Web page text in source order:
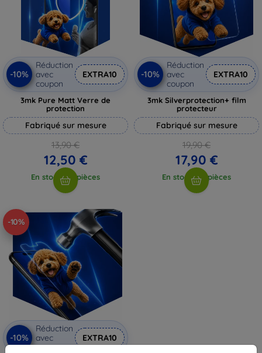
-10%
Réduction
avec
coupon
EXTRA10
3mk Pure Matt Verre de
protection
Fabriqué sur mesure
13,90 €
12,50 €
En stock > 5 pièces
-10%
Réduction
avec
coupon
EXTRA10
3mk Silverprotection+ film
protecteur
Fabriqué sur mesure
19,90 €
17,90 €
En stock > 5 pièces
-10%
-10%
Réduction
avec
coupon
EXTRA10